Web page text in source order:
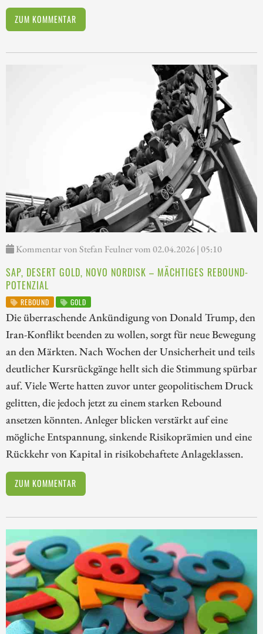
ZUM KOMMENTAR
Kommentar von Stefan Feulner vom 02.04.2026 | 05:10
SAP, DESERT GOLD, NOVO NORDISK – MÄCHTIGES REBOUND-
POTENZIAL
REBOUND GOLD
Die überraschende Ankündigung von Donald Trump, den
Iran-Konflikt beenden zu wollen, sorgt für neue Bewegung
an den Märkten. Nach Wochen der Unsicherheit und teils
deutlicher Kursrückgänge hellt sich die Stimmung spürbar
auf. Viele Werte hatten zuvor unter geopolitischem Druck
gelitten, die jedoch jetzt zu einem starken Rebound
ansetzen könnten. Anleger blicken verstärkt auf eine
mögliche Entspannung, sinkende Risikoprämien und eine
Rückkehr von Kapital in risikobehaftete Anlageklassen.
ZUM KOMMENTAR